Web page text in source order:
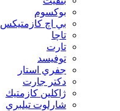
بوكسوم
بي اچ كازمتيكس
تاچا
تارت
توفيسد
جفري استار
دكتر جارت
ژاكلين كازمتيك
شارلوت تيلبري